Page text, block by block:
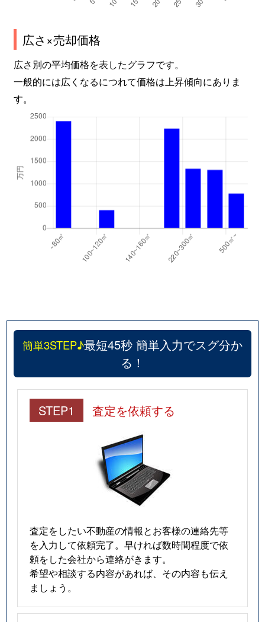
広さ×売却価格
広さ別の平均価格を表したグラフです。
一般的には広くなるにつれて価格は上昇傾向にありま
す。
簡単3STEP♪最短45秒 簡単入力でスグ分か
る！
STEP1 査定を依頼する
査定をしたい不動産の情報とお客様の連絡先等
を入力して依頼完了。早ければ数時間程度で依
頼をした会社から連絡がきます。
希望や相談する内容があれば、その内容も伝え
ましょう。